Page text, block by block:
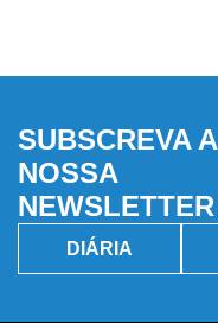
SUBSCREVA A
NOSSA
NEWSLETTER
DIÁRIA